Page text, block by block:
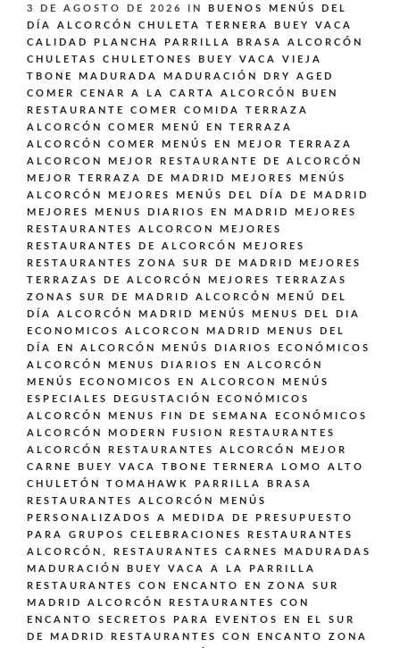
3 DE AGOSTO DE 2026 IN
BUENOS MENÚS DEL
DÍA ALCORCÓN
CHULETA TERNERA BUEY VACA
CALIDAD PLANCHA PARRILLA BRASA ALCORCÓN
CHULETAS CHULETONES BUEY VACA VIEJA
TBONE MADURADA MADURACIÓN DRY AGED
COMER CENAR A LA CARTA ALCORCÓN BUEN
RESTAURANTE
COMER COMIDA TERRAZA
ALCORCÓN
COMER MENÚ EN TERRAZA
ALCORCÓN
COMER MENÚS EN MEJOR TERRAZA
ALCORCON
MEJOR RESTAURANTE DE ALCORCÓN
MEJOR TERRAZA DE MADRID
MEJORES MENÚS
ALCORCÓN
MEJORES MENÚS DEL DÍA DE MADRID
MEJORES MENUS DIARIOS EN MADRID
MEJORES
RESTAURANTES ALCORCON
MEJORES
RESTAURANTES DE ALCORCÓN
MEJORES
RESTAURANTES ZONA SUR DE MADRID
MEJORES
TERRAZAS DE ALCORCÓN
MEJORES TERRAZAS
ZONAS SUR DE MADRID ALCORCÓN
MENÚ DEL
DÍA ALCORCÓN MADRID
MENÚS
MENUS DEL DIA
ECONOMICOS ALCORCON MADRID
MENUS DEL
DÍA EN ALCORCÓN
MENÚS DIARIOS ECONÓMICOS
ALCORCÓN
MENUS DIARIOS EN ALCORCÓN
MENÚS ECONOMICOS EN ALCORCON
MENÚS
ESPECIALES DEGUSTACIÓN ECONÓMICOS
ALCORCÓN
MENUS FIN DE SEMANA ECONÓMICOS
ALCORCÓN
MODERN FUSION
RESTAURANTES
ALCORCÓN
RESTAURANTES ALCORCÓN MEJOR
CARNE BUEY VACA TBONE TERNERA LOMO ALTO
CHULETÓN TOMAHAWK PARRILLA BRASA
RESTAURANTES ALCORCÓN MENÚS
PERSONALIZADOS A MEDIDA DE PRESUPUESTO
PARA GRUPOS CELEBRACIONES
RESTAURANTES
ALCORCÓN,
RESTAURANTES CARNES MADURADAS
MADURACIÓN BUEY VACA A LA PARRILLA
RESTAURANTES CON ENCANTO EN ZONA SUR
MADRID ALCORCÓN
RESTAURANTES CON
ENCANTO SECRETOS PARA EVENTOS EN EL SUR
DE MADRID
RESTAURANTES CON ENCANTO ZONA